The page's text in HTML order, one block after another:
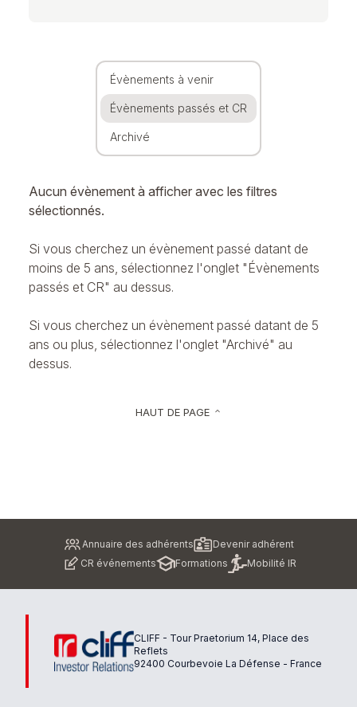
Évènements à venir
Évènements passés et CR
Archivé
Aucun évènement à afficher avec les filtres
sélectionnés.
Si vous cherchez un évènement passé datant de
moins de 5 ans, sélectionnez l'onglet "Évènements
passés et CR" au dessus.
Si vous cherchez un évènement passé datant de 5
ans ou plus, sélectionnez l'onglet "Archivé" au
dessus.
HAUT DE PAGE keyboard_arrow_up
Annuaire des adhérents
Devenir adhérent
CR événements
Formations Mobilité IR
CLIFF - Tour Praetorium 14, Place des
Reflets
92400 Courbevoie La Défense - France